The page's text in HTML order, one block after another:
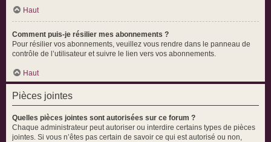
Haut
Comment puis-je résilier mes abonnements ?
Pour résilier vos abonnements, veuillez vous rendre dans le panneau de
contrôle de l’utilisateur et suivre le lien vers vos abonnements.
Haut
Pièces jointes
Quelles pièces jointes sont autorisées sur ce forum ?
Chaque administrateur peut autoriser ou interdire certains types de pièces
jointes. Si vous n’êtes pas certain de savoir ce qui est autorisé ou non,